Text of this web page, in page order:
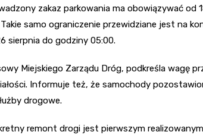
zakaz parkowania ma obowiązywać od
samo ograniczenie przewidziane jest na
sierpnia do godziny 05:00.
Miejskiego Zarządu Dróg, podkreśla wagę
Informuje też, że samochody
drogowe.
remont drogi jest pierwszym